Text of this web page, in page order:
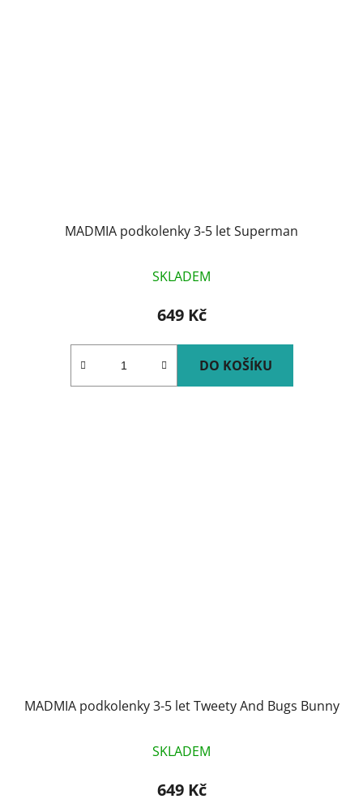
MADMIA podkolenky 3-5 let Superman
SKLADEM
649 Kč
DO KOŠÍKU
MADMIA podkolenky 3-5 let Tweety And Bugs Bunny
SKLADEM
649 Kč